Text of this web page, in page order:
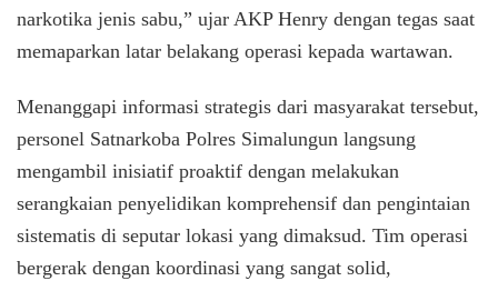
narkotika jenis sabu,” ujar AKP Henry dengan tegas saat
memaparkan latar belakang operasi kepada wartawan.
Menanggapi informasi strategis dari masyarakat tersebut,
personel Satnarkoba Polres Simalungun langsung
mengambil inisiatif proaktif dengan melakukan
serangkaian penyelidikan komprehensif dan pengintaian
sistematis di seputar lokasi yang dimaksud. Tim operasi
bergerak dengan koordinasi yang sangat solid,